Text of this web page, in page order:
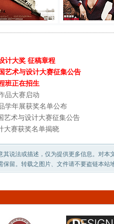
计大奖 征稿章程
艺术与设计大赛征集公告
班正在招生
品大赛启动
学年展获奖名单公布
艺术与设计大赛征集公告
大赛获奖名单揭晓
其说法或描述，仅为提供更多信息。对本
保留。转载之图片、文件请不要盗链本站